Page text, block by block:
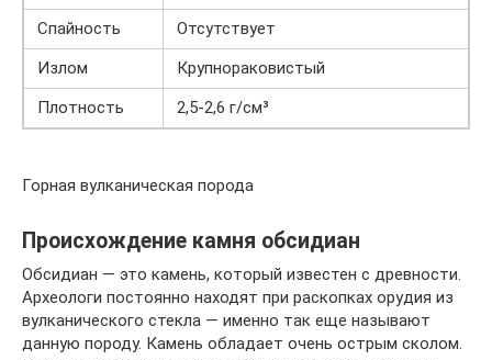
Спайность
Отсутствует
Излом
Крупнораковистый
Плотность
2,5-2,6 г/см³
Горная вулканическая порода
Происхождение камня обсидиан
Обсидиан — это камень, который известен с древности.
Археологи постоянно находят при раскопках орудия из
вулканического стекла — именно так еще называют
данную породу. Камень обладает очень острым сколом.